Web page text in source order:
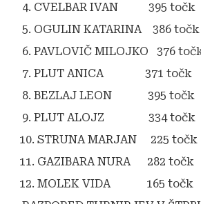
4. CVELBAR IVAN 395 točk
5. OGULIN KATARINA 386 točk
6. PAVLOVIČ MILOJKO 376
7. PLUT ANICA 371 točk
8. BEZLAJ LEON 395 točk
9. PLUT ALOJZ 334 točk
10. STRUNA MARJAN 225 točk
11. GAZIBARA NURA 282 točk
12. MOLEK VIDA 165 točk